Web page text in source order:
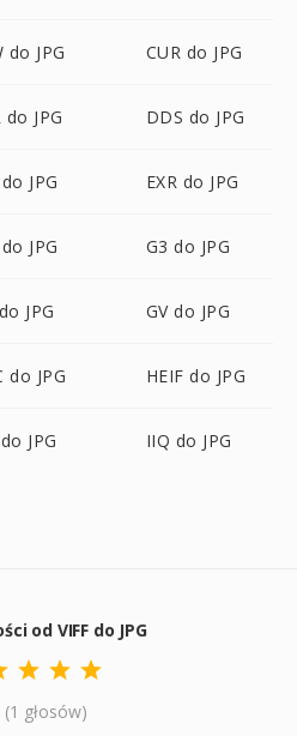
do JPG CUR do JPG
do JPG DDS do JPG
JPG EXR do JPG
JPG G3 do JPG
JPG GV do JPG
do JPG HEIF do JPG
JPG IIQ do JPG
od VIFF do JPG
(1 głosów)